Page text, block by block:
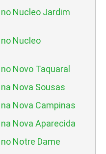
Nucleo Jardim
Nucleo
Novo Taquaral
Nova Sousas
Nova Campinas
Nova Aparecida
Notre Dame